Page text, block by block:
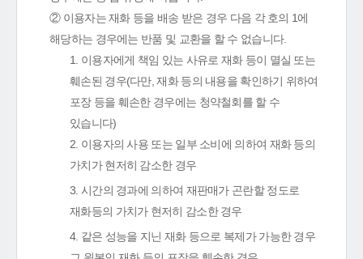
② 이용자는 재화 등을 배송 받은 경우 다음 각 호의 1에
해당하는 경우에는 반품 및 교환을 할 수 없습니다.
1. 이용자에게 책임 있는 사유로 재화 등이 멸실 또는
훼손된 경우(다만, 재화 등의 내용을 확인하기 위하여
포장 등을 훼손한 경우에는 청약철회를 할 수
있습니다)
2. 이용자의 사용 또는 일부 소비에 의하여 재화 등의
가치가 현저히 감소한 경우
3. 시간의 경과에 의하여 재판매가 곤란할 정도로
재화등의 가치가 현저히 감소한 경우
4. 같은 성능을 지닌 재화 등으로 복제가 가능한 경우